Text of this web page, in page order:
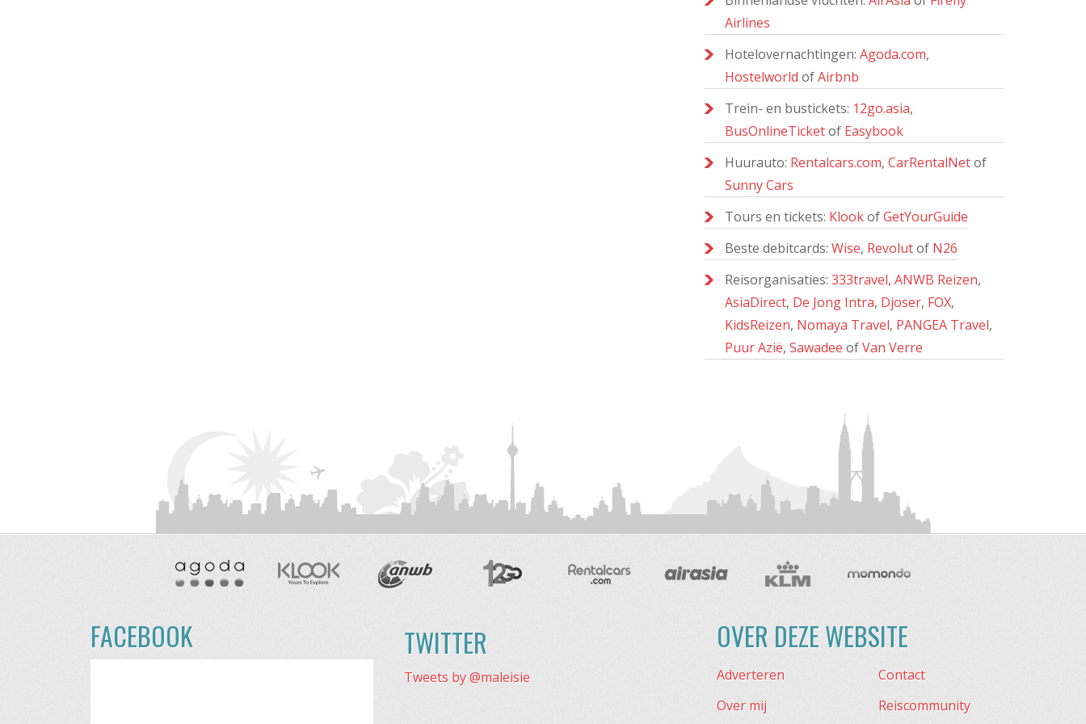
Airlines
Hotelovernachtingen: Agoda.com,
Hostelworld ofAirbnb
Trein- en bustickets: 12go.asia,
BusOnlineTicketof Easybook
Huurauto: Rentalcars.com, CarRentalNetof
Sunny Cars
Tours en tickets: KlookofGetYourGuide
Beste debitcards: Wise, Revolutof N26
Reisorganisaties: 333travel, ANWB Reizen,
AsiaDirect, De Jong Intra, Djoser, FOX,
KidsReizen, Nomaya Travel, PANGEA Travel,
Puur Azië, Sawadee ofVan Verre
FACEBOOK TWITTER
Tweets by @maleisie
OVER DEZE WEBSITE
Adverteren
Contact
Over mij
Reiscommunity